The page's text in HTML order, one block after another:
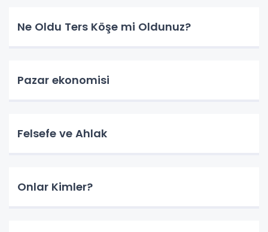
Ne Oldu Ters Köşe mi Oldunuz?
Pazar ekonomisi
Felsefe ve Ahlak
Onlar Kimler?